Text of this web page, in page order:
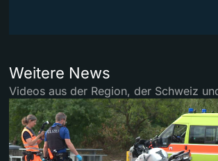
Weitere News
Videos aus der Region, der Schweiz